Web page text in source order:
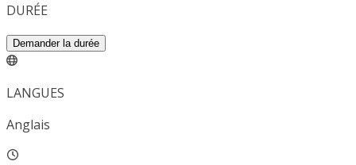
DURÉE
Demander la durée
LANGUES
Anglais